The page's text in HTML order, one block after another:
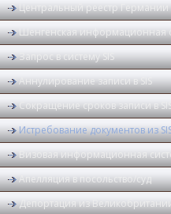
Центральный реестр Германии
Шенгенская информационная
Запрос в систему SIS
Аннулирование записи в SIS
Сокращение сроков записи в
Истребование документов из
Визовая информационная
Апелляция в посольство/суд
Депортация из